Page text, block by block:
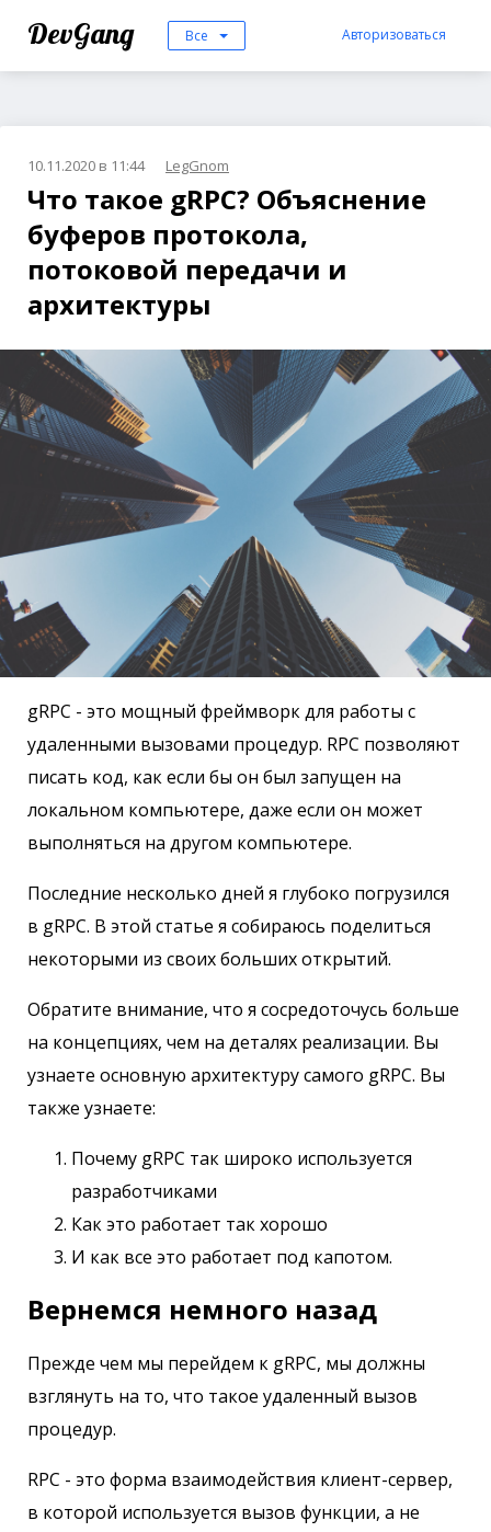
DevGang Все Авторизоваться
10.11.2020 в 11:44 LegGnom
Что такое gRPC? Объяснение
буферов протокола,
потоковой передачи и
архитектуры
gRPC - это мощный фреймворк для работы с
удаленными вызовами процедур. RPC позволяют
писать код, как если бы он был запущен на
локальном компьютере, даже если он может
выполняться на другом компьютере.
Последние несколько дней я глубоко погрузился
в gRPC. В этой статье я собираюсь поделиться
некоторыми из своих больших открытий.
Обратите внимание, что я сосредоточусь больше
на концепциях, чем на деталях реализации. Вы
узнаете основную архитектуру самого gRPC. Вы
также узнаете:
Почему gRPC так широко используется
разработчиками
Как это работает так хорошо
И как все это работает под капотом.
Вернемся немного назад
Прежде чем мы перейдем к gRPC, мы должны
взглянуть на то, что такое удаленный вызов
процедур.
RPC - это форма взаимодействия клиент-сервер,
в которой используется вызов функции, а не